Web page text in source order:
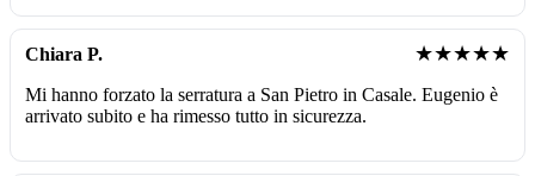
Chiara P. ★★★★★
Mi hanno forzato la serratura a San Pietro in Casale. Eugenio è
arrivato subito e ha rimesso tutto in sicurezza.